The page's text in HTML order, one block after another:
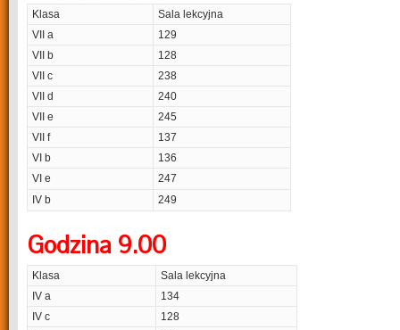
Klasa
Sala lekcyjna
VII a
129
VII b
128
VII c
238
VII d
240
VII e
245
VII f
137
VI b
136
VI e
247
IV b
249
Godzina 9.00
Klasa
Sala lekcyjna
IV a
134
IV c
128